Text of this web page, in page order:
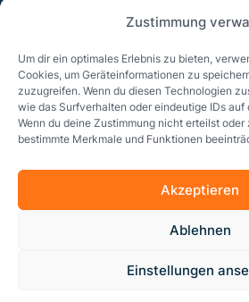
Zustimmung
Um dir ein optimales Erlebnis zu bieten,
Cookies, um Geräteinformationen zu
zuzugreifen. Wenn du diesen Technologien
wie das Surfverhalten oder eindeutige IDs auf
Wenn du deine Zustimmung nicht erteilst
bestimmte Merkmale und Funktionen
Akzeptieren
Ablehnen
Einstellungen
OnlineShop
© Copyright 2026 Solda